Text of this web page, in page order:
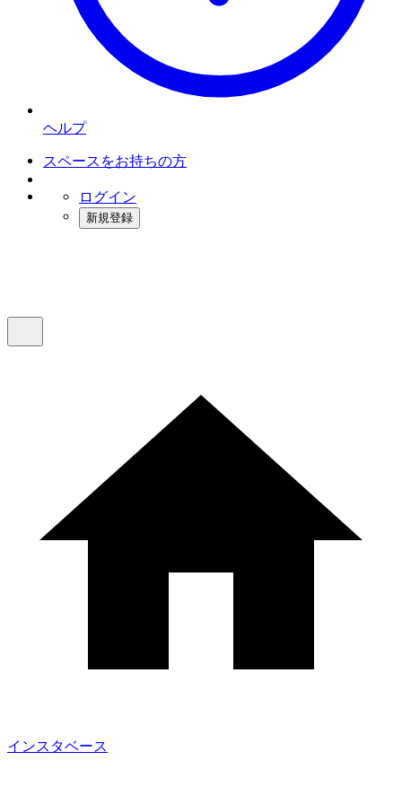
ヘルプ
スペースをお持ちの方
ログイン
新規登録
インスタベース